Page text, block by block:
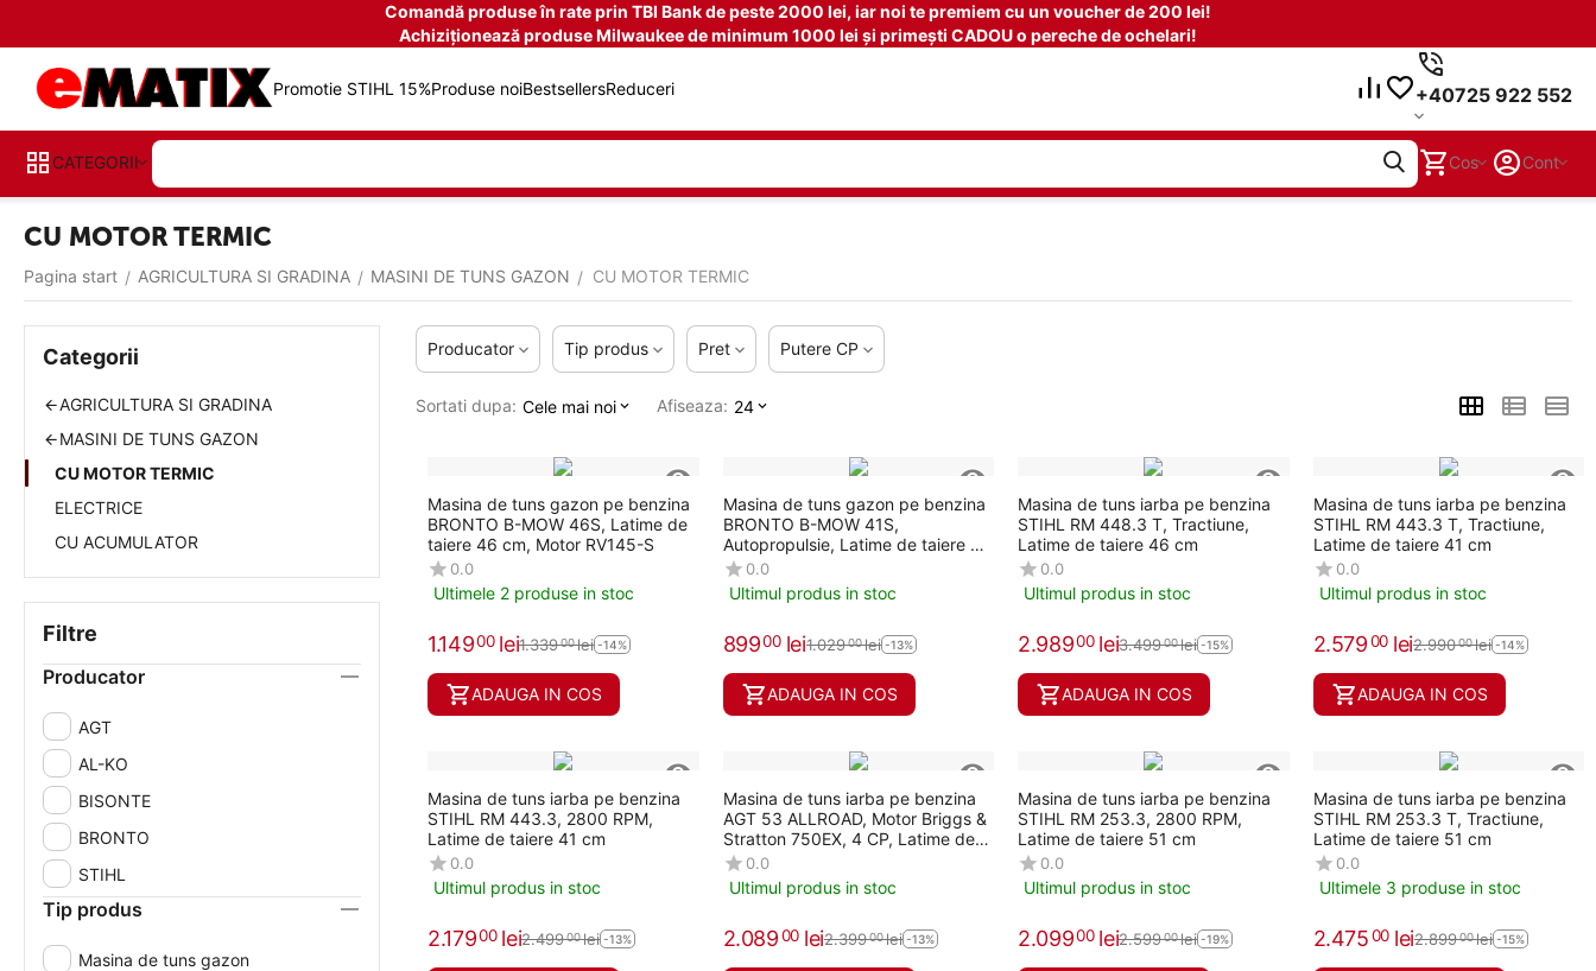
Comandă produse în rate prin TBI Bank de peste 2000 lei, iar noi te premiem cu un voucher de 200 lei!
Achiziționează produse Milwaukee de minimum 1000 lei și primești CADOU o pereche de ochelari!
Promotie STIHL 15%Produse noiBestsellersReduceri +40725 922 552
CATEGORII Cos Cont
CU MOTOR TERMIC
Pagina start / AGRICULTURA SI GRADINA / MASINI DE TUNS GAZON / CU MOTOR TERMIC
Producator Tip produs Pret Putere CP
Sortati dupa: Cele mai noi Afiseaza: 24
Masina de tuns gazon pe benzina
BRONTO B-MOW 46S, Latime de
taiere 46 cm, Motor RV145-S
0.0
Ultimele 2 produse in stoc
1.14900 lei1.33900lei -14%
ADAUGA IN COS
Masina de tuns gazon pe benzina
BRONTO B-MOW 41S,
Autopropulsie, Latime de taiere 41
cm, Motor RV125-S
0.0
Ultimul produs in stoc
89900 lei1.02900lei -13%
ADAUGA IN COS
Masina de tuns iarba pe benzina
STIHL RM 448.3 T, Tractiune,
Latime de taiere 46 cm
0.0
Ultimul produs in stoc
2.98900 lei3.49900lei -15%
ADAUGA IN COS
Masina de tuns iarba pe benzina
STIHL RM 443.3 T, Tractiune,
Latime de taiere 41 cm
0.0
Ultimul produs in stoc
2.57900 lei2.99000lei -14%
ADAUGA IN COS
Masina de tuns iarba pe benzina
STIHL RM 443.3, 2800 RPM,
Latime de taiere 41 cm
0.0
Ultimul produs in stoc
2.17900 lei2.49900lei -13%
Masina de tuns iarba pe benzina
AGT 53 ALLROAD, Motor Briggs &
Stratton 750EX, 4 CP, Latime de
taiere 53 cm
0.0
Ultimul produs in stoc
2.08900 lei2.39900lei -13%
Masina de tuns iarba pe benzina
STIHL RM 253.3, 2800 RPM,
Latime de taiere 51 cm
0.0
Ultimul produs in stoc
2.09900 lei2.59900lei -19%
Masina de tuns iarba pe benzina
STIHL RM 253.3 T, Tractiune,
Latime de taiere 51 cm
0.0
Ultimele 3 produse in stoc
2.47500 lei2.89900lei -15%
Categorii
AGRICULTURA SI GRADINA
MASINI DE TUNS GAZON
CU MOTOR TERMIC
ELECTRICE
CU ACUMULATOR
Filtre
Producator
AGT
AL-KO
BISONTE
BRONTO
STIHL
Tip produs
Masina de tuns gazon